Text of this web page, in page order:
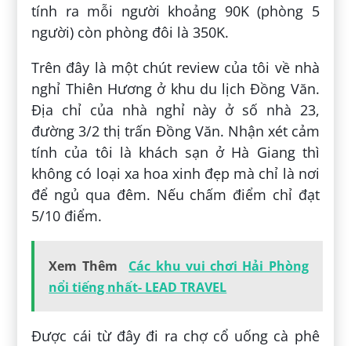
tính ra mỗi người khoảng 90K (phòng 5
người) còn phòng đôi là 350K.
Trên đây là một chút review của tôi về nhà
nghỉ Thiên Hương ở khu du lịch Đồng Văn.
Địa chỉ của nhà nghỉ này ở số nhà 23,
đường 3/2 thị trấn Đồng Văn. Nhận xét cảm
tính của tôi là khách sạn ở Hà Giang thì
không có loại xa hoa xinh đẹp mà chỉ là nơi
để ngủ qua đêm. Nếu chấm điểm chỉ đạt
5/10 điểm.
Xem Thêm
Các khu vui chơi Hải Phòng
nổi tiếng nhất- LEAD TRAVEL
Được cái từ đây đi ra chợ cổ uống cà phê